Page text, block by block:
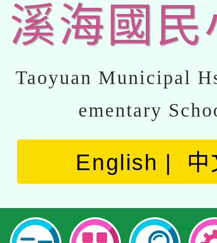
溪海國民
Taoyuan Municipal
ementary
English 中